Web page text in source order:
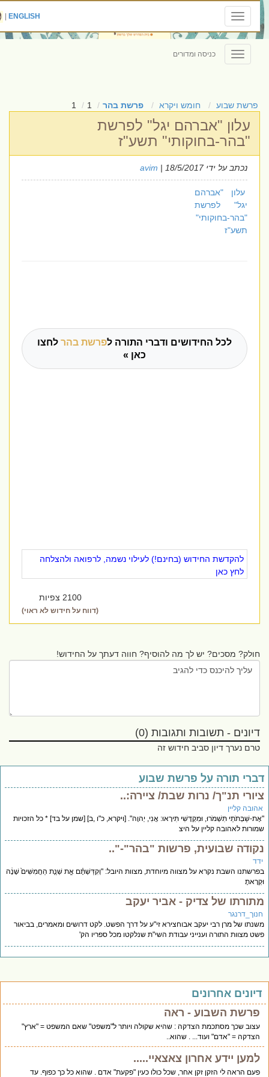
Toggle
navigation
ENGLISH
|
Toggle
navigation
כניסה ומדורים
פרשת שבוע חומש ויקרא פרשת בהר 1
1
עלון "אברהם יגל" לפרשת
"בהר-בחוקותי" תשע"ז
נכתב על ידי avim| 18/5/2017
עלון "אברהם
יגל" לפרשת
"בהר-בחוקותי"
תשע"ז
לכל החידושים ודברי התורה לפרשת בהרלחצו
כאן »
להקדשת החידוש (בחינם!) לעילוי נשמה, לרפואה ולהצלחה
לחץ כאן
2100 צפיות
(דווח על חידוש לא ראוי)
חולק? מסכים? יש לך מה להוסיף? חווה דעתך על החידוש!
דיונים - תשובות ותגובות (0)
טרם נערך דיון סביב חידוש זה
תורה על פרשת שבוע
תנ"ך/ נרות שבת/ ציירה:..
קליין
שַׁבְּתֹתַי תִּשְׁמֹרוּ, וּמִקְדָּשִׁי תִּירָאוּ: אֲנִי, יְהוָה". [ויקרא, כ"ו ,ב] [שמן על בד] * כל הזכויות
לאהובה קליין על היצ
שבועית, פרשות "בהר"-"..
השבת נקרא על מצווה מיוחדת, מצוות היובל: "וְקִדַּשְׁתֶּ֗ם אֵ֣ת שְׁנַ֤ת הַחֲמִשִּׁים֙ שָׁנָ֔ה
של צדיק - אביר יעקב
של מרן רבי יעקב אבוחצירא זי"ע על דרך הפשט. לקט דרושים ומאמרים, בביאור
מצוות התורה וענייני עבודת השי"ת שנלקטו מכל ספריו הק'
אחרונים
פרשת השבוע - ראה
עצוב שכך מסתכמת הצדקה : שהיא שקולה ויותר ל"משפט" שאם המשפט = "ארץ"
הצדקה = "אדם" ועוד... . שהוא..
למען יידע אחרון צאצאיי.....
פעם הראה לי הזקן זקן אחר, שכל כולו כעין "פקעת" אדם . שהוא כל כך כפוף. עד